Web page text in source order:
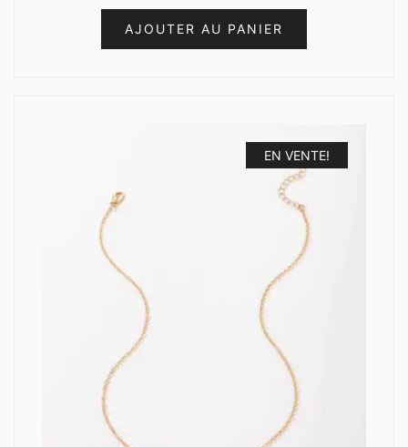
AJOUTER AU PANIER
EN VENTE!